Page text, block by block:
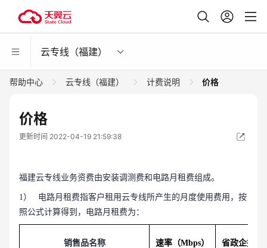
云专线（福建）
帮助中心 云专线（福建） 计费说明 价格
价格
更新时间 2022-04-19 21:59:38
福建云专线业务资费由安装调测费和电路月租费组成。
1）
电路月租费指客户租用云专线所产生的月度使用费用，按
照公式计算得到，电路月租费为：
销售品名称 速率（Mbps） 省政企授权